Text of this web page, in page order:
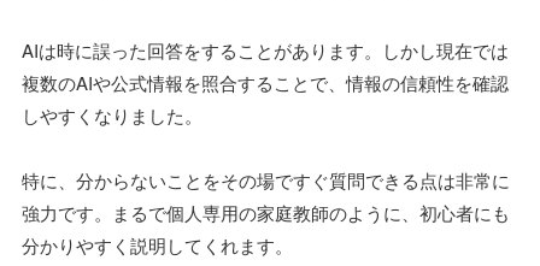
AIは時に誤った回答をすることがあります。しかし現在では
複数のAIや公式情報を照合することで、情報の信頼性を確認
しやすくなりました。
特に、分からないことをその場ですぐ質問できる点は非常に
強力です。まるで個人専用の家庭教師のように、初心者にも
分かりやすく説明してくれます。